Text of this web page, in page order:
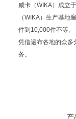
威卡（WIKA）成立
（WIKA）生产基
件到10,000件不等。
凭借遍布各地的众多
务。
产